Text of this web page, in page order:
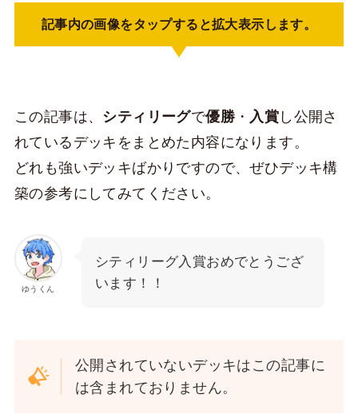
記事内の画像をタップすると拡大表示します。
この記事は、 シティリーグで優勝・ 入賞 し公開さ
れているデッキをまとめた内容になります。
どれも強いデッキばかりですので、ぜひデッキ構
築の参考にしてみてください。
ゆうくん
シティリーグ入賞おめでとうござ
います！！
公開されていないデッキはこの記事に
は含まれておりません。